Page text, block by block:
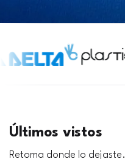
Últimos vistos
Retoma donde lo dejaste.